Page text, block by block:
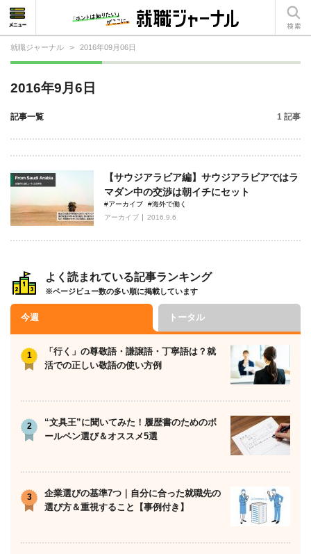
就職ジャーナル > 2016年09月06日
2016年9月6日
記事一覧 1 記事
【サウジアラビア編】サウジアラビアではラ
マダン中の交渉は朝イチにセット
#アーカイブ
#海外で働く
アーカイブ
2016.9.6
よく読まれている記事ランキング
※ページビュー数の多い順に掲載しています
今週 トータル
「行く」の尊敬語・謙譲語・丁寧語は？就
活での正しい敬語の使い方例
“文具王”に聞いてみた！履歴書のためのボ
ールペン選び＆オススメ5選
企業選びの基準7つ｜自分に合った就職先の
選び方＆重視すること【事例付き】
就活相談
就活ノウハウ
仕事の選び方・ヒント
仕事とは？
就活コラム